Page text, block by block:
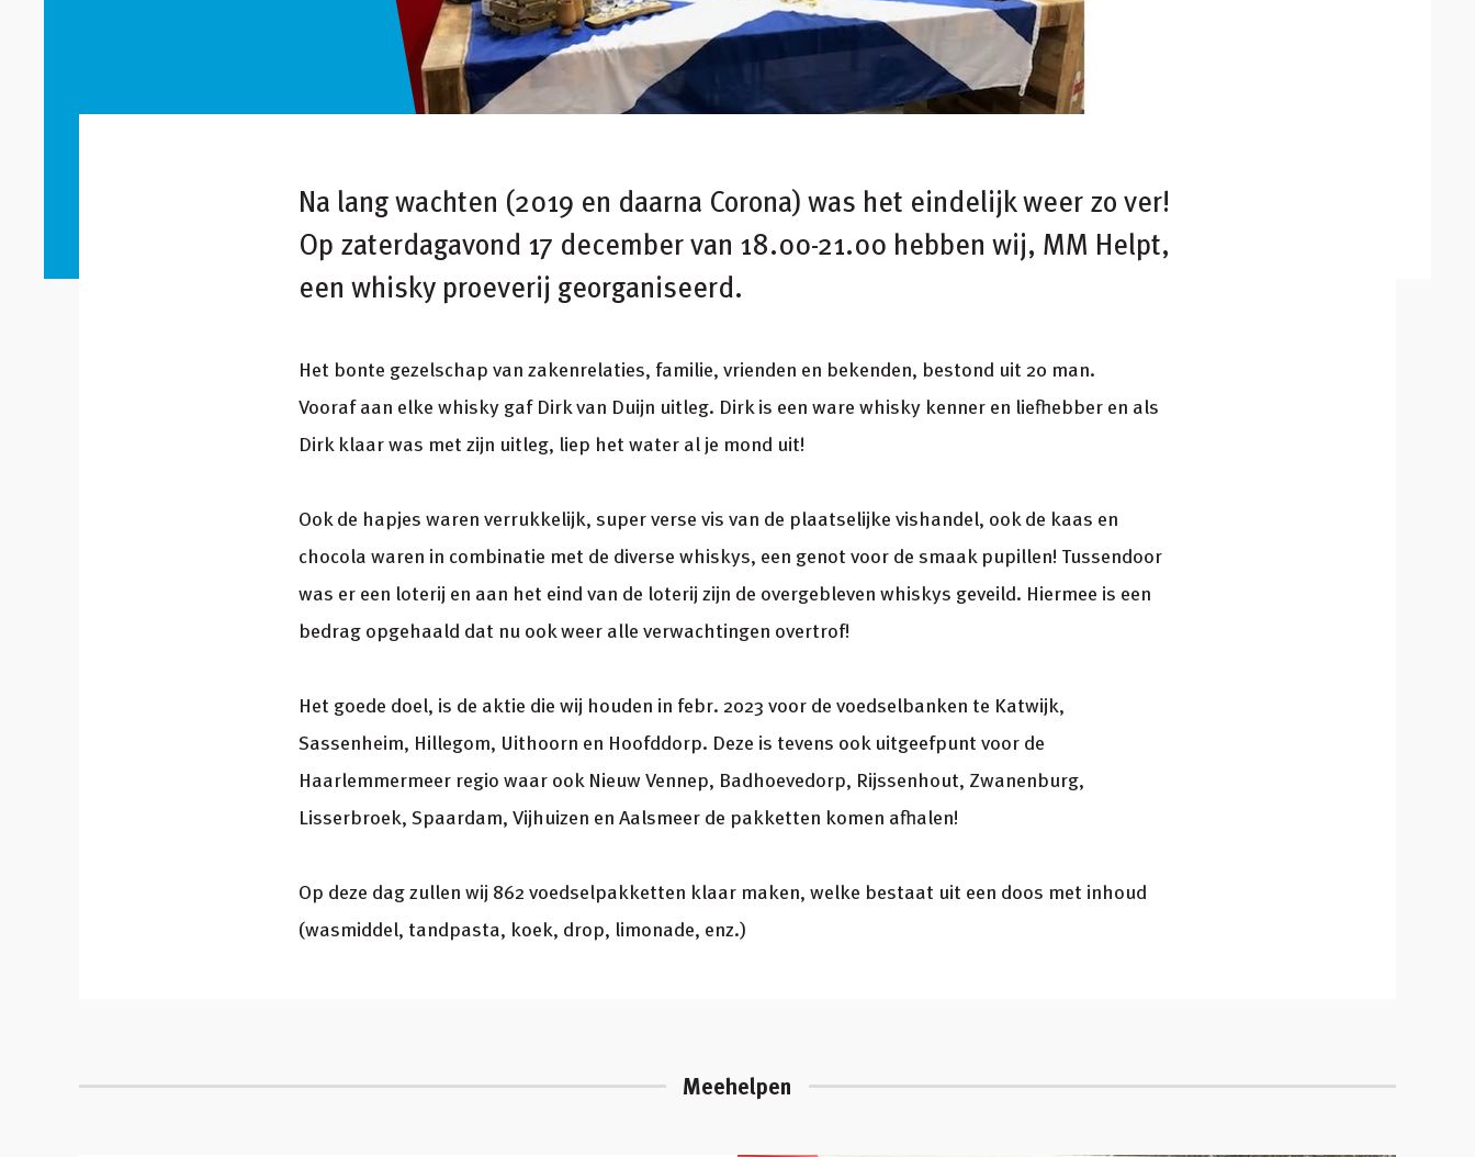
Na lang wachten (2019 en daarna Corona) was het eindelijk weer zo ver!
Op zaterdagavond 17 december van 18.00-21.00 hebben wij, MM Helpt,
een whisky proeverij georganiseerd.
Het bonte gezelschap van zakenrelaties, familie, vrienden en bekenden, bestond uit 20 man.
Vooraf aan elke whisky gaf Dirk van Duijn uitleg. Dirk is een ware whisky kenner en liefhebber en als
Dirk klaar was met zijn uitleg, liep het water al je mond uit!
Ook de hapjes waren verrukkelijk, super verse vis van de plaatselijke vishandel, ook de kaas en
chocola waren in combinatie met de diverse whiskys, een genot voor de smaak pupillen! Tussendoor
was er een loterij en aan het eind van de loterij zijn de overgebleven whiskys geveild. Hiermee is een
bedrag opgehaald dat nu ook weer alle verwachtingen overtrof!
Het goede doel, is de aktie die wij houden in febr. 2023 voor de voedselbanken te Katwijk,
Sassenheim, Hillegom, Uithoorn en Hoofddorp. Deze is tevens ook uitgeefpunt voor de
Haarlemmermeer regio waar ook Nieuw Vennep, Badhoevedorp, Rijssenhout, Zwanenburg,
Lisserbroek, Spaardam, Vijhuizen en Aalsmeer de pakketten komen afhalen!
Op deze dag zullen wij 862 voedselpakketten klaar maken, welke bestaat uit een doos met inhoud
(wasmiddel, tandpasta, koek, drop, limonade, enz.)
Meehelpen